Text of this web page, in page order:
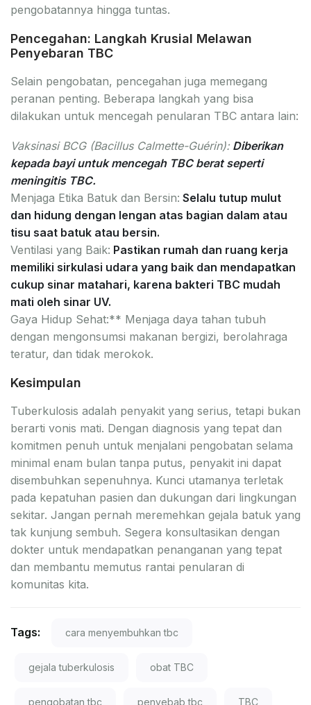
pengobatannya hingga tuntas.
Pencegahan: Langkah Krusial Melawan
Penyebaran TBC
Selain pengobatan, pencegahan juga memegang
peranan penting. Beberapa langkah yang bisa
dilakukan untuk mencegah penularan TBC antara lain:
Vaksinasi BCG (Bacillus Calmette-Guérin): Diberikan
kepada bayi untuk mencegah TBC berat seperti
meningitis TBC.
Menjaga Etika Batuk dan Bersin: Selalu tutup mulut
dan hidung dengan lengan atas bagian dalam atau
tisu saat batuk atau bersin.
Ventilasi yang Baik: Pastikan rumah dan ruang kerja
memiliki sirkulasi udara yang baik dan mendapatkan
cukup sinar matahari, karena bakteri TBC mudah
mati oleh sinar UV.
Gaya Hidup Sehat:** Menjaga daya tahan tubuh
dengan mengonsumsi makanan bergizi, berolahraga
teratur, dan tidak merokok.
Kesimpulan
Tuberkulosis adalah penyakit yang serius, tetapi bukan
berarti vonis mati. Dengan diagnosis yang tepat dan
komitmen penuh untuk menjalani pengobatan selama
minimal enam bulan tanpa putus, penyakit ini dapat
disembuhkan sepenuhnya. Kunci utamanya terletak
pada kepatuhan pasien dan dukungan dari lingkungan
sekitar. Jangan pernah meremehkan gejala batuk yang
tak kunjung sembuh. Segera konsultasikan dengan
dokter untuk mendapatkan penanganan yang tepat
dan membantu memutus rantai penularan di
komunitas kita.
Tags: cara menyembuhkan tbc
gejala tuberkulosis obat TBC
pengobatan tbc penyebab tbc TBC